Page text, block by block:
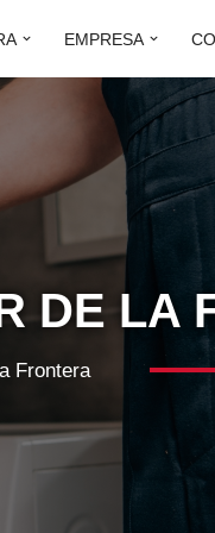
EMPRESA
DE LA
Frontera